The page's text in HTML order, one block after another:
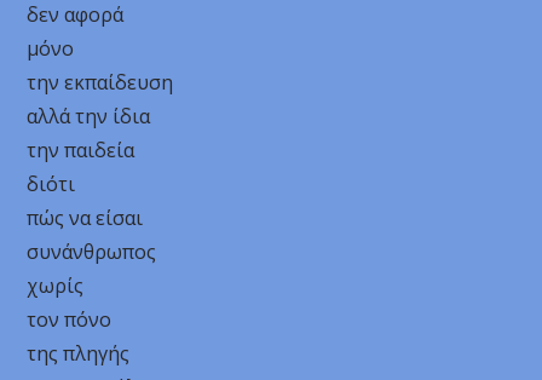
δεν αφορά
μόνο
την εκπαίδευση
αλλά την ίδια
την παιδεία
διότι
πώς να είσαι
συνάνθρωπος
χωρίς
τον πόνο
της πληγής